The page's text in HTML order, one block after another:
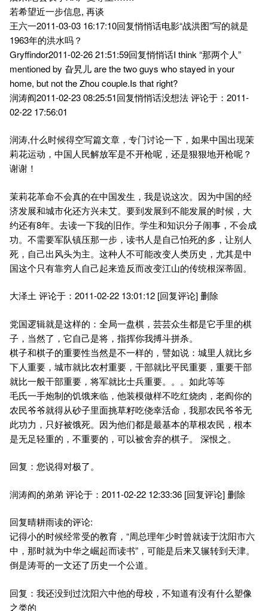
若希望近一步信息, 再谈
王六一2011-03-03 16:17:10回复悄悄话电影“战洪图”写的就是
1963年的洪水吗？
Gryffindor2011-02-26 21:51:59回复悄悄话I think “那两个人”
mentioned by 旮旯儿 are the two guys who stayed in your
home, but not the Zhou couple.Is that right?
润涛阎2011-02-23 08:25:51回复悄悄话没想法 评论于：2011-
02-22 17:56:01
润涛,什么时候得空写篇文章，专门讨论一下，如果中国出现茉
莉花运动，中国人民解放军是不开枪呢，还是狠狠地开枪呢？
谢谢！
茉莉花革命不会真的在中国发生，我是说这次。因为中国的经
济发展和城市化还方兴未艾。要到发展到不能发展的时候，大
约还有8年。去读一下我的旧作。学生和知识分子闹事，不会成
功。不需要军队镇压那一步，读书人是自己怕死的多，让别人
死，自己出风头为主。这种人不可能改变人类历史，尤其是中
国这个只有靠穷人自己起来造反而改变江山的传统根深蒂固。
大泽土 评论于：2011-02-22 13:01:12 [回复评论] 删除
党国逻辑就是这样的：全局一盘棋，芸芸众生都是它手里的棋
子，当然了，它自己是将，指挥你我搏斗拼杀。
棋子和棋子的重要性当然是不一样的，譬如说：城里人就比乡
下人重要，城市就比农村重要，干部就比平民重要，重要干部
就比一般干部重要，将军就比士兵重要。。。如此等等
毛氏一手炮制的饥饿来临，他装模做样不吃红烧肉，老阎你的
农民爷爷就得从砂子里面挑草籽吃侥幸活命，我那农民爷爷无
此功力，只好被饿死。因为他们都是最基本的草根农民，根本
是无足轻重的，不重要的，可以被舍弃的棋子。 深恨之。
回复：您说得对极了。
润涛阎的弟弟 评论于：2011-02-22 12:33:36 [回复评论] 删除
回复晴耕雨读的评论:
记得小的时候经常受的教育，“周总理年少时曾就读于沈阳市六
中，那时就为中华之崛起而读书”，可能是后来又辗转到天津。
倒是涛哥的一文还了历史一个公道。
回复：我还没到过沈阳六中他的母校，不知道有没有什么塑像
之类的